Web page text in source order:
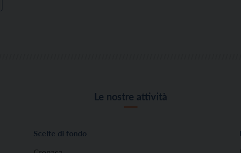
Le nostre attività
Scelte di fondo